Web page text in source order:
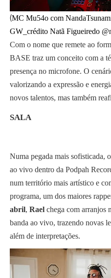
(MC Mu54o com
GW_crédito Natã Figueiredo
Com o nome que remete ao
BASE traz um conceito com a
presença no microfone. O
valorizando a expressão e
novos talentos, mas também
SALA
Numa pegada mais sofisticada, o
ao vivo dentro da Podpah
num território mais artístico e
programa, um dos maiores
abril, Rael chega com arranjos
banda ao vivo, trazendo novas
além de interpretações.